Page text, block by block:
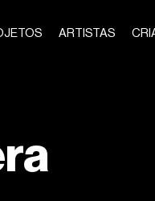
ARTISTAS